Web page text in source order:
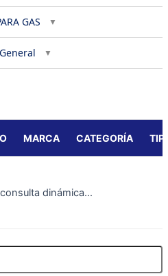
GAS
MARCA CATEGORÍA
dinámica...